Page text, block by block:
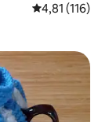
4,81 av 5 i
4,81 (116)